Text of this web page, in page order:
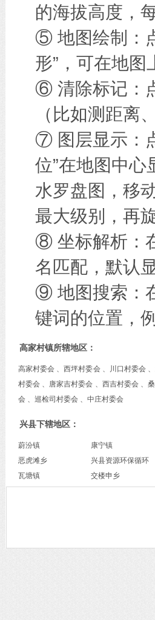
的海拔高度，
⑤ 地图绘制：
形”，可在地
⑥ 清除标记：
（比如测距离
⑦ 图层显示：
位”在地图中心
水罗盘图，移
最大级别，再
⑧ 坐标解析：
名匹配，默认
⑨ 地图搜索：
键词的位置，
高家村镇所辖地区：
高家村委会 、西坪村委会 、川口村委会
村委会 、唐家吉村委会 、西吉村委会 、
会 、巡检司村委会 、中庄村委会
兴县下辖地区：
蔚汾镇 康宁镇
恶虎滩乡
兴县资源环保循环
经济综合开发示范
瓦塘镇
交楼申乡